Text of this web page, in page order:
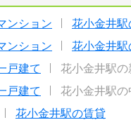
ンション
花小金井
ンション
花小金井
戸建て
花小金井駅の
戸建て
花小金井駅の
花小金井駅の賃貸